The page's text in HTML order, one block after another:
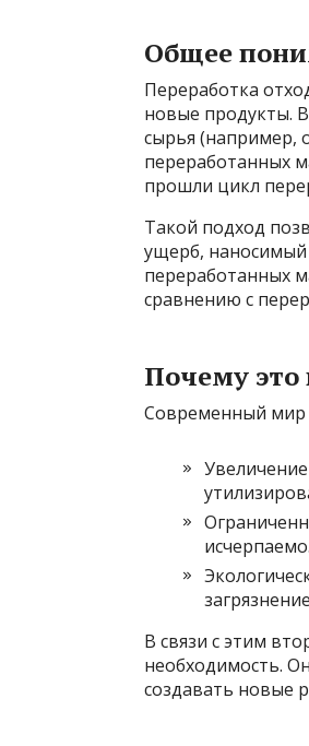
Общее
Переработка
новые продукты.
сырья (например,
переработанных
прошли цикл
Такой подход
ущерб,
переработанных
сравнению с
Почему это
Современный мир
исчерпаемо.
В связи с этим
необходимость.
создавать новые